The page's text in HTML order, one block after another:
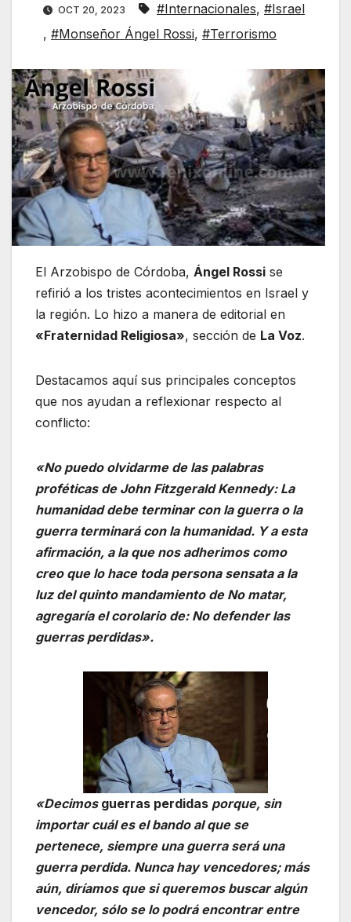
OCT 20, 2023 #Internacionales, #Israel
, #Monseñor Ángel Rossi, #Terrorismo
El Arzobispo de Córdoba, Ángel Rossi se
refirió a los tristes acontecimientos en Israel y
la región. Lo hizo a manera de editorial en
«Fraternidad Religiosa», sección de La Voz.
Destacamos aquí sus principales conceptos
que nos ayudan a reflexionar respecto al
conflicto:
«No puedo olvidarme de las palabras
proféticas de John Fitzgerald Kennedy: La
humanidad debe terminar con la guerra o la
guerra terminará con la humanidad. Y a esta
afirmación, a la que nos adherimos como
creo que lo hace toda persona sensata a la
luz del quinto mandamiento de No matar,
agregaría el corolario de: No defender las
guerras perdidas».
«Decimos guerras perdidas porque, sin
importar cuál es el bando al que se
pertenece, siempre una guerra será una
guerra perdida. Nunca hay vencedores; más
aún, diríamos que si queremos buscar algún
vencedor, sólo se lo podrá encontrar entre